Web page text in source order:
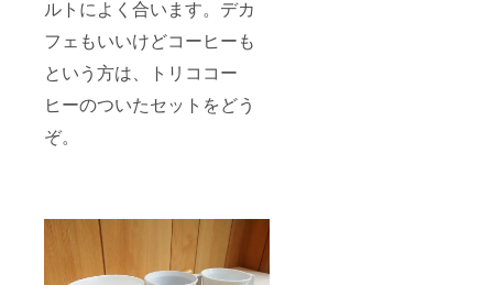
ルトによく合います。デカ
フェもいいけどコーヒーも
という方は、トリココー
ヒーのついたセットをどう
ぞ。